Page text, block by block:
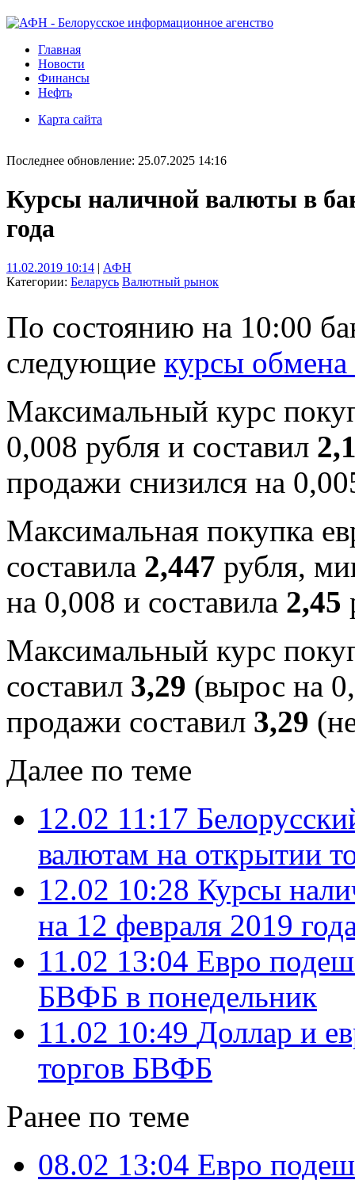
Главная
Новости
Финансы
Нефть
Карта сайта
Последнее обновление: 25.07.2025 14:16
Курсы наличной валюты в
года
11.02.2019 10:14 | АФН
Категории: Беларусь Валютный рынок
По состоянию на 10:00
следующие курсы обмена
Максимальный курс
0,008 рубля и составил
продажи снизился на
Максимальная покупка
составила 2,447 рубля,
на 0,008 и составила 2,45
Максимальный курс
составил 3,29 (вырос на
продажи составил 3,29
Далее по теме
12.02 11:17
валютам на открытии
12.02 10:28 Курсы
на 12 февраля 2019
11.02 13:04 Евро
БВФБ в понедельник
11.02 10:49 Доллар и
торгов БВФБ
Ранее по теме
08.02 13:04 Евро